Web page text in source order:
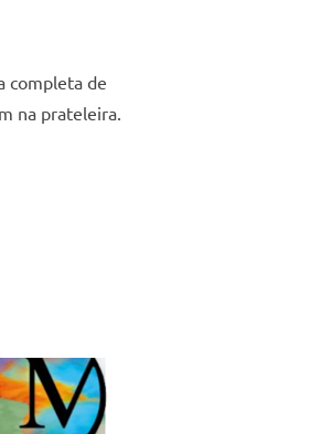
completa de
na prateleira.
DE SKINCARE INTACTA EM